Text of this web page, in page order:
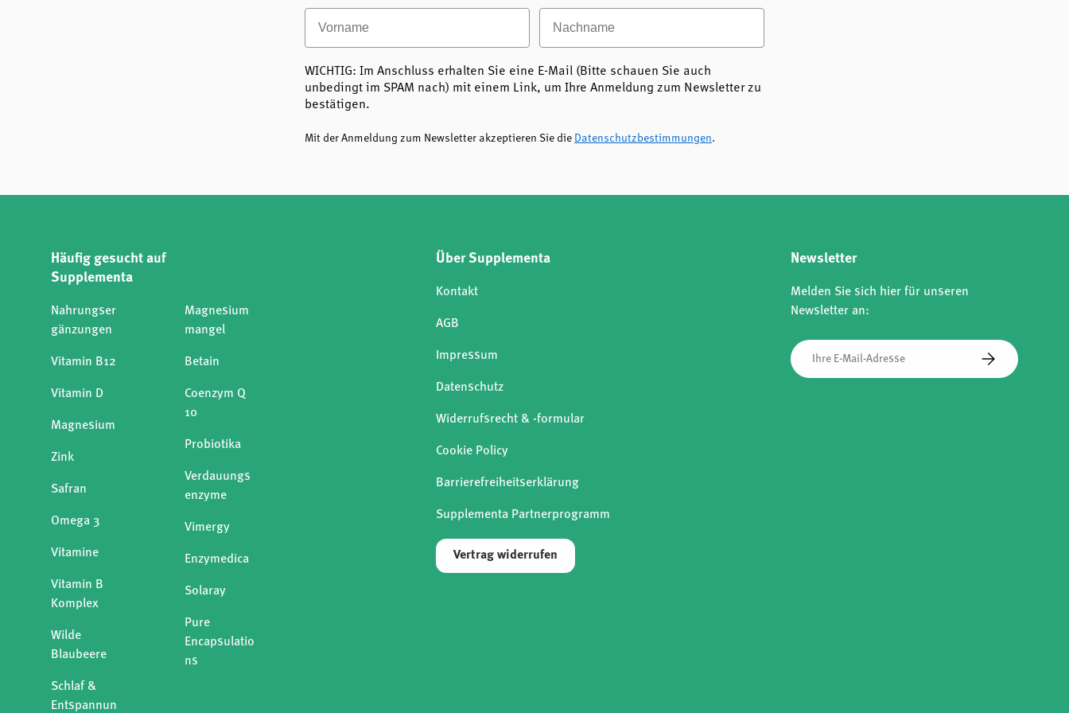
Vorname Nachname
WICHTIG: Im Anschluss erhalten Sie eine E-Mail (Bitte schauen Sie auch
unbedingt im SPAM nach) mit einem Link, um Ihre Anmeldung zum Newsletter zu
bestätigen.
Mit der Anmeldung zum Newsletter akzeptieren Sie die Datenschutzbestimmungen.
Häufig gesucht auf
Supplementa
Nahrungser
gänzungen
Vitamin B12
Vitamin D
Magnesium
Zink
Safran
Omega 3
Vitamine
Vitamin B
Komplex
Wilde
Blaubeere
Schlaf &
Entspannun
Magnesium
mangel
Betain
Coenzym Q
10
Probiotika
Verdauungs
enzyme
Vimergy
Enzymedica
Solaray
Pure
Encapsulatio
ns
Über Supplementa
Kontakt
AGB
Impressum
Datenschutz
Widerrufsrecht & -formular
Cookie Policy
Barrierefreiheitserklärung
Supplementa Partnerprogramm
Vertrag widerrufen
Newsletter
Melden Sie sich hier für unseren
Newsletter an:
E-Mail
Abonnieren